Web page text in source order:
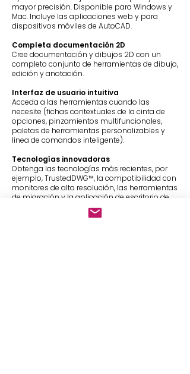
mayor precisión. Disponible para Windows y
Mac. Incluye las aplicaciones web y para
dispositivos móviles de AutoCAD.
Completa documentación 2D
Cree documentación y dibujos 2D con un
completo conjunto de herramientas de dibujo,
edición y anotación.
Interfaz de usuario intuitiva
Acceda a las herramientas cuando las
necesite (fichas contextuales de la cinta de
opciones, pinzamientos multifuncionales,
paletas de herramientas personalizables y
línea de comandos inteligente).
Tecnologías innovadoras
Obtenga las tecnologías más recientes, por
ejemplo, TrustedDWG™, la compatibilidad con
monitores de alta resolución, las herramientas
de migración y la aplicación de escritorio de